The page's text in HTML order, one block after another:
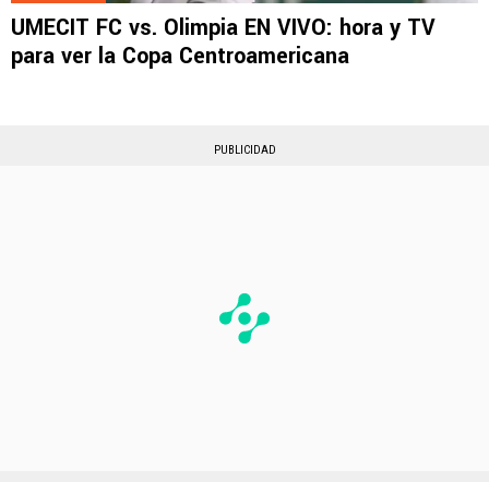
UMECIT FC vs. Olimpia EN VIVO: hora y TV
para ver la Copa Centroamericana
PUBLICIDAD